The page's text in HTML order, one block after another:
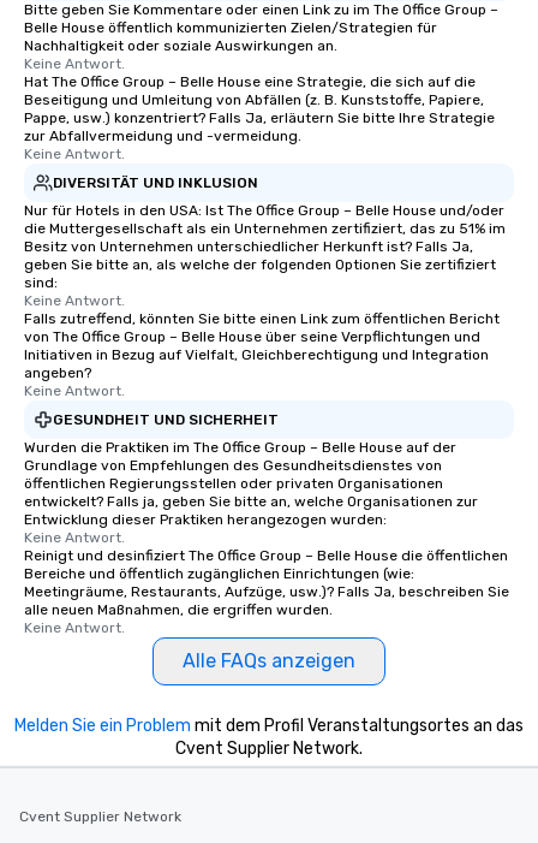
Bitte geben Sie Kommentare oder einen Link zu im The Office Group –
Belle House öffentlich kommunizierten Zielen/Strategien für
Nachhaltigkeit oder soziale Auswirkungen an.
Keine Antwort.
Hat The Office Group – Belle House eine Strategie, die sich auf die
Beseitigung und Umleitung von Abfällen (z. B. Kunststoffe, Papiere,
Pappe, usw.) konzentriert? Falls Ja, erläutern Sie bitte Ihre Strategie
zur Abfallvermeidung und -vermeidung.
Keine Antwort.
DIVERSITÄT UND INKLUSION
Nur für Hotels in den USA: Ist The Office Group – Belle House und/oder
die Muttergesellschaft als ein Unternehmen zertifiziert, das zu 51% im
Besitz von Unternehmen unterschiedlicher Herkunft ist? Falls Ja,
geben Sie bitte an, als welche der folgenden Optionen Sie zertifiziert
sind:
Keine Antwort.
Falls zutreffend, könnten Sie bitte einen Link zum öffentlichen Bericht
von The Office Group – Belle House über seine Verpflichtungen und
Initiativen in Bezug auf Vielfalt, Gleichberechtigung und Integration
angeben?
Keine Antwort.
GESUNDHEIT UND SICHERHEIT
Wurden die Praktiken im The Office Group – Belle House auf der
Grundlage von Empfehlungen des Gesundheitsdienstes von
öffentlichen Regierungsstellen oder privaten Organisationen
entwickelt? Falls ja, geben Sie bitte an, welche Organisationen zur
Entwicklung dieser Praktiken herangezogen wurden:
Keine Antwort.
Reinigt und desinfiziert The Office Group – Belle House die öffentlichen
Bereiche und öffentlich zugänglichen Einrichtungen (wie:
Meetingräume, Restaurants, Aufzüge, usw.)? Falls Ja, beschreiben Sie
alle neuen Maßnahmen, die ergriffen wurden.
Keine Antwort.
Alle FAQs anzeigen
Melden Sie ein Problem mit dem Profil Veranstaltungsortes an das
Cvent Supplier Network.
Cvent Supplier Network